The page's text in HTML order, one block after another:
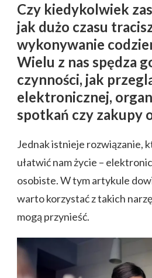
Czy kiedykolwiek
jak dużo czasu
wykonywanie
Wielu z nas spędza
czynności, jak
elektronicznej,
spotkań czy zakupy
Jednak istnieje rozwiązanie,
ułatwić nam życie –
osobiste. W tym artykule
warto korzystać z takich
mogą przynieść.